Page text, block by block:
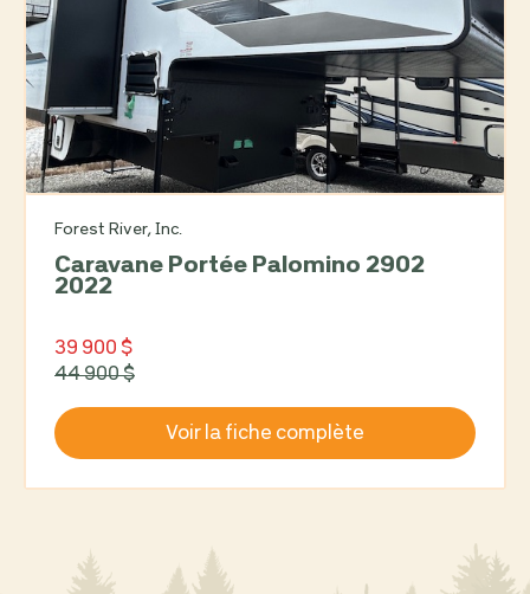
Forest River, Inc.
Caravane Portée Palomino 2902
2022
44 900 $
39 900 $
Voir la fiche complète